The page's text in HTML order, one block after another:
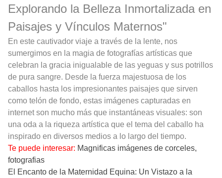
Explorando la Belleza Inmortalizada en
Paisajes y Vínculos Maternos"
En este cautivador viaje a través de la lente, nos
sumergimos en la magia de fotografías artísticas que
celebran la gracia inigualable de las yeguas y sus potrillos
de pura sangre. Desde la fuerza majestuosa de los
caballos hasta los impresionantes paisajes que sirven
como telón de fondo, estas imágenes capturadas en
internet son mucho más que instantáneas visuales: son
una oda a la riqueza artística que el tema del caballo ha
inspirado en diversos medios a lo largo del tiempo.
Te puede interesar: Magnificas imágenes de corceles,
fotografias
El Encanto de la Maternidad Equina: Un Vistazo a la